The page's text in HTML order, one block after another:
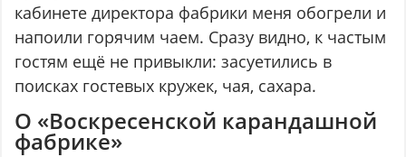
кабинете директора фабрики меня обогрели и
напоили горячим чаем. Сразу видно, к частым
гостям ещё не привыкли: засуетились в
поисках гостевых кружек, чая, сахара.
О «Воскресенской карандашной
фабрике»